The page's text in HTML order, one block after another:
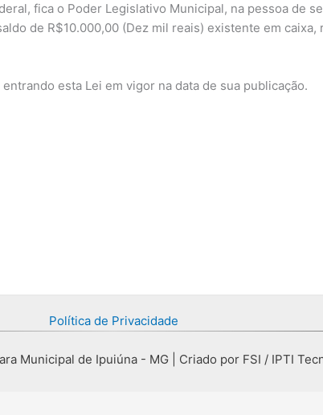
fica o Poder Legislativo Municipal, na pessoa de
de R$10.000,00 (Dez mil reais) existente em caixa,
esta Lei em vigor na data de sua publicação.
Política de Privacidade
Municipal de Ipuiúna - MG | Criado por FSI / IPTI